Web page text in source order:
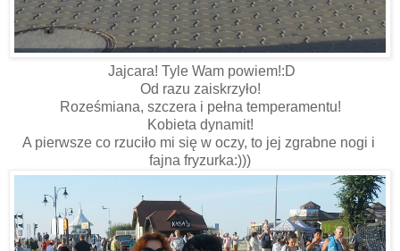
Jajcara! Tyle Wam powiem!:D
Od razu zaiskrzyło!
Roześmiana, szczera i pełna temperamentu!
Kobieta dynamit!
A pierwsze co rzuciło mi się w oczy, to jej zgrabne nogi i
fajna fryzurka:)))